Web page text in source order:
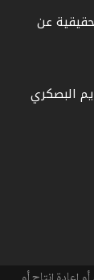
عن
البصكري